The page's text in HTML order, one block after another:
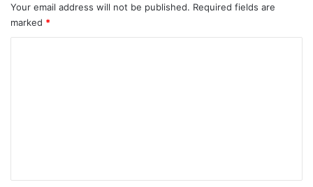
Your email address will not be published. Required fields are
marked *